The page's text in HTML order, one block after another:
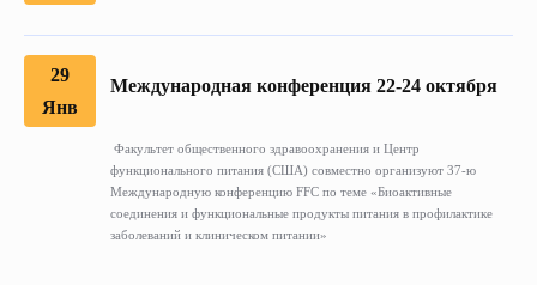
29
Янв
Международная конференция 22-24 октября
Факультет общественного здравоохранения и Центр
функционального питания (США) совместно организуют 37-ю
Международную конференцию FFC по теме «Биоактивные
соединения и функциональные продукты питания в профилактике
заболеваний и клиническом питании»